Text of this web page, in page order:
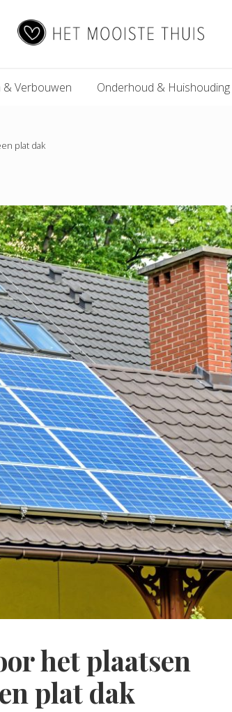
Mooiste
& Verbouwen Onderhoud & Huishouding
plat dak
het plaatsen
plat dak